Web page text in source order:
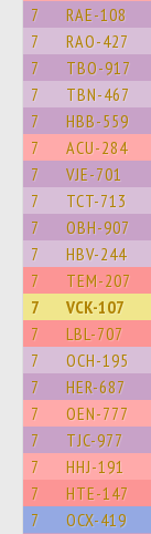
7 RAE-108
7 RAO-427
7 TBO-917
7 TBN-467
7 HBB-559
7 ACU-284
7 VJE-701
7 TCT-713
7 OBH-907
7 HBV-244
7 TEM-207
7 VCK-107
7 LBL-707
7 OCH-195
7 HER-687
7 OEN-777
7 TJC-977
7 HHJ-191
7 HTE-147
7 OCX-419